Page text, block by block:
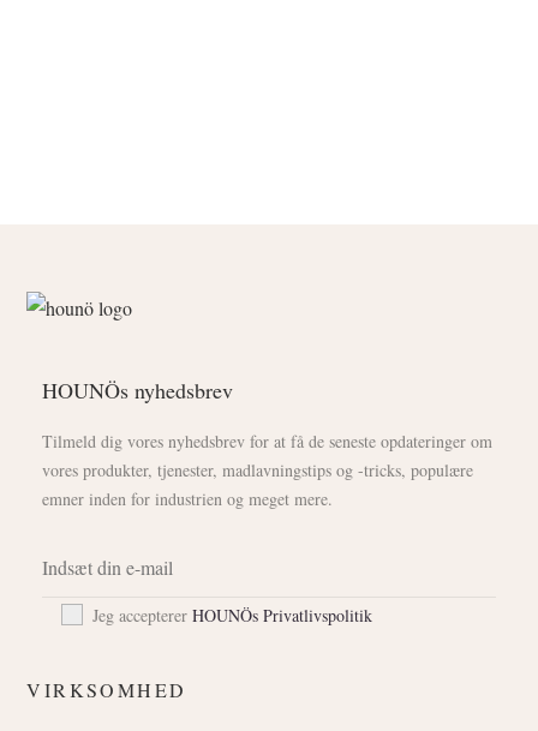
HOUNÖs nyhedsbrev
Tilmeld dig vores nyhedsbrev for at få de seneste opdateringer om
vores produkter, tjenester, madlavningstips og -tricks, populære
emner inden for industrien og meget mere.
Jeg accepterer HOUNÖs Privatlivspolitik
VIRKSOMHED